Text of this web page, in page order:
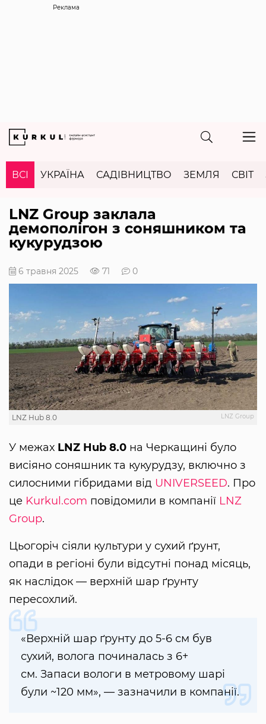
Реклама
ВСІ УКРАЇНА САДІВНИЦТВО ЗЕМЛЯ СВІТ
LNZ Group заклала
демополігон з соняшником та
кукурудзою
6 травня 2025 71 0
LNZ Group
LNZ Hub 8.0
У межах LNZ Hub 8.0 на Черкащині було
висіяно соняшник та кукурудзу, включно з
силосними гібридами від UNIVERSEED. Про
це Kurkul.com повідомили в компанії LNZ
Group.
Цьогоріч сіяли культури у сухий ґрунт,
опади в регіоні були відсутні понад місяць,
як наслідок — верхній шар ґрунту
пересохлий.
«Верхній шар ґрунту до 5-6 см був
сухий, волога починалась з 6+
см. Запаси вологи в метровому шарі
були ~120 мм», — зазначили в компанії.